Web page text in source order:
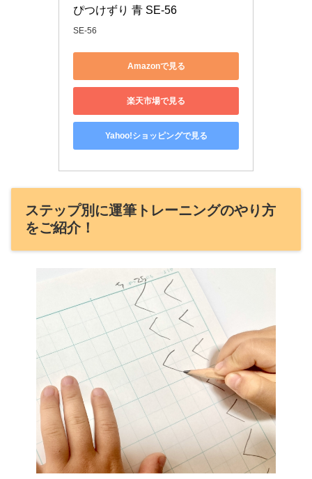
ぴつけずり 青 SE-56
SE-56
Amazonで見る
楽天市場で見る
Yahoo!ショッピングで見る
ステップ別に運筆トレーニングのやり方
をご紹介！